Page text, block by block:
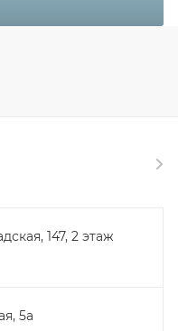
147, 2 этаж
5а